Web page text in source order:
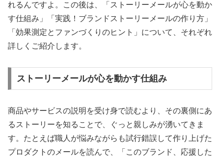
れるんですよ。この後は、「ストーリーメールが心を動か
す仕組み」「実践！ブランドストーリーメールの作り方」
「効果測定とファンづくりのヒント」について、それぞれ
詳しくご紹介します。
ストーリーメールが心を動かす仕組み
商品やサービスの説明を受け身で読むより、その裏側にあ
るストーリーを知ることで、ぐっと親しみが湧いてきま
す。たとえば職人が悩みながらも試行錯誤して作り上げた
プロダクトのメールを読んで、「このブランド、応援した